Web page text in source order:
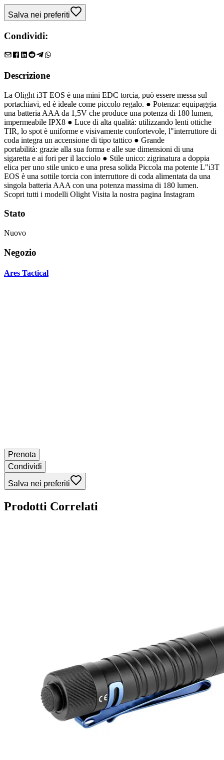
Salva nei preferiti
Condividi:
Descrizione
La Olight i3T EOS è una mini EDC torcia, può essere messa sul
portachiavi, ed è ideale come piccolo regalo. ● Potenza: equipaggia
una batteria AAA da 1,5V che produce una potenza di 180 lumen,
impermeabile IPX8 ● Luce di alta qualità: utilizzando lenti ottiche
TIR, lo spot è uniforme e visivamente confortevole, l"interruttore di
coda integra un accensione di tipo tattico ● Grande
portabilità: grazie alla sua forma e alle sue dimensioni di una
sigaretta e ai fori per il lacciolo ● Stile unico: zigrinatura a doppia
elica per uno stile unico e una presa solida Piccola ma potente L"i3T
EOS è una sottile torcia con interruttore di coda alimentata da una
singola batteria AAA con una potenza massima di 180 lumen.
Scopri tutti i modelli Olight Visita la nostra pagina Instagram
Stato
Nuovo
Negozio
Ares Tactical
Prenota
Condividi
Salva nei preferiti
Prodotti Correlati